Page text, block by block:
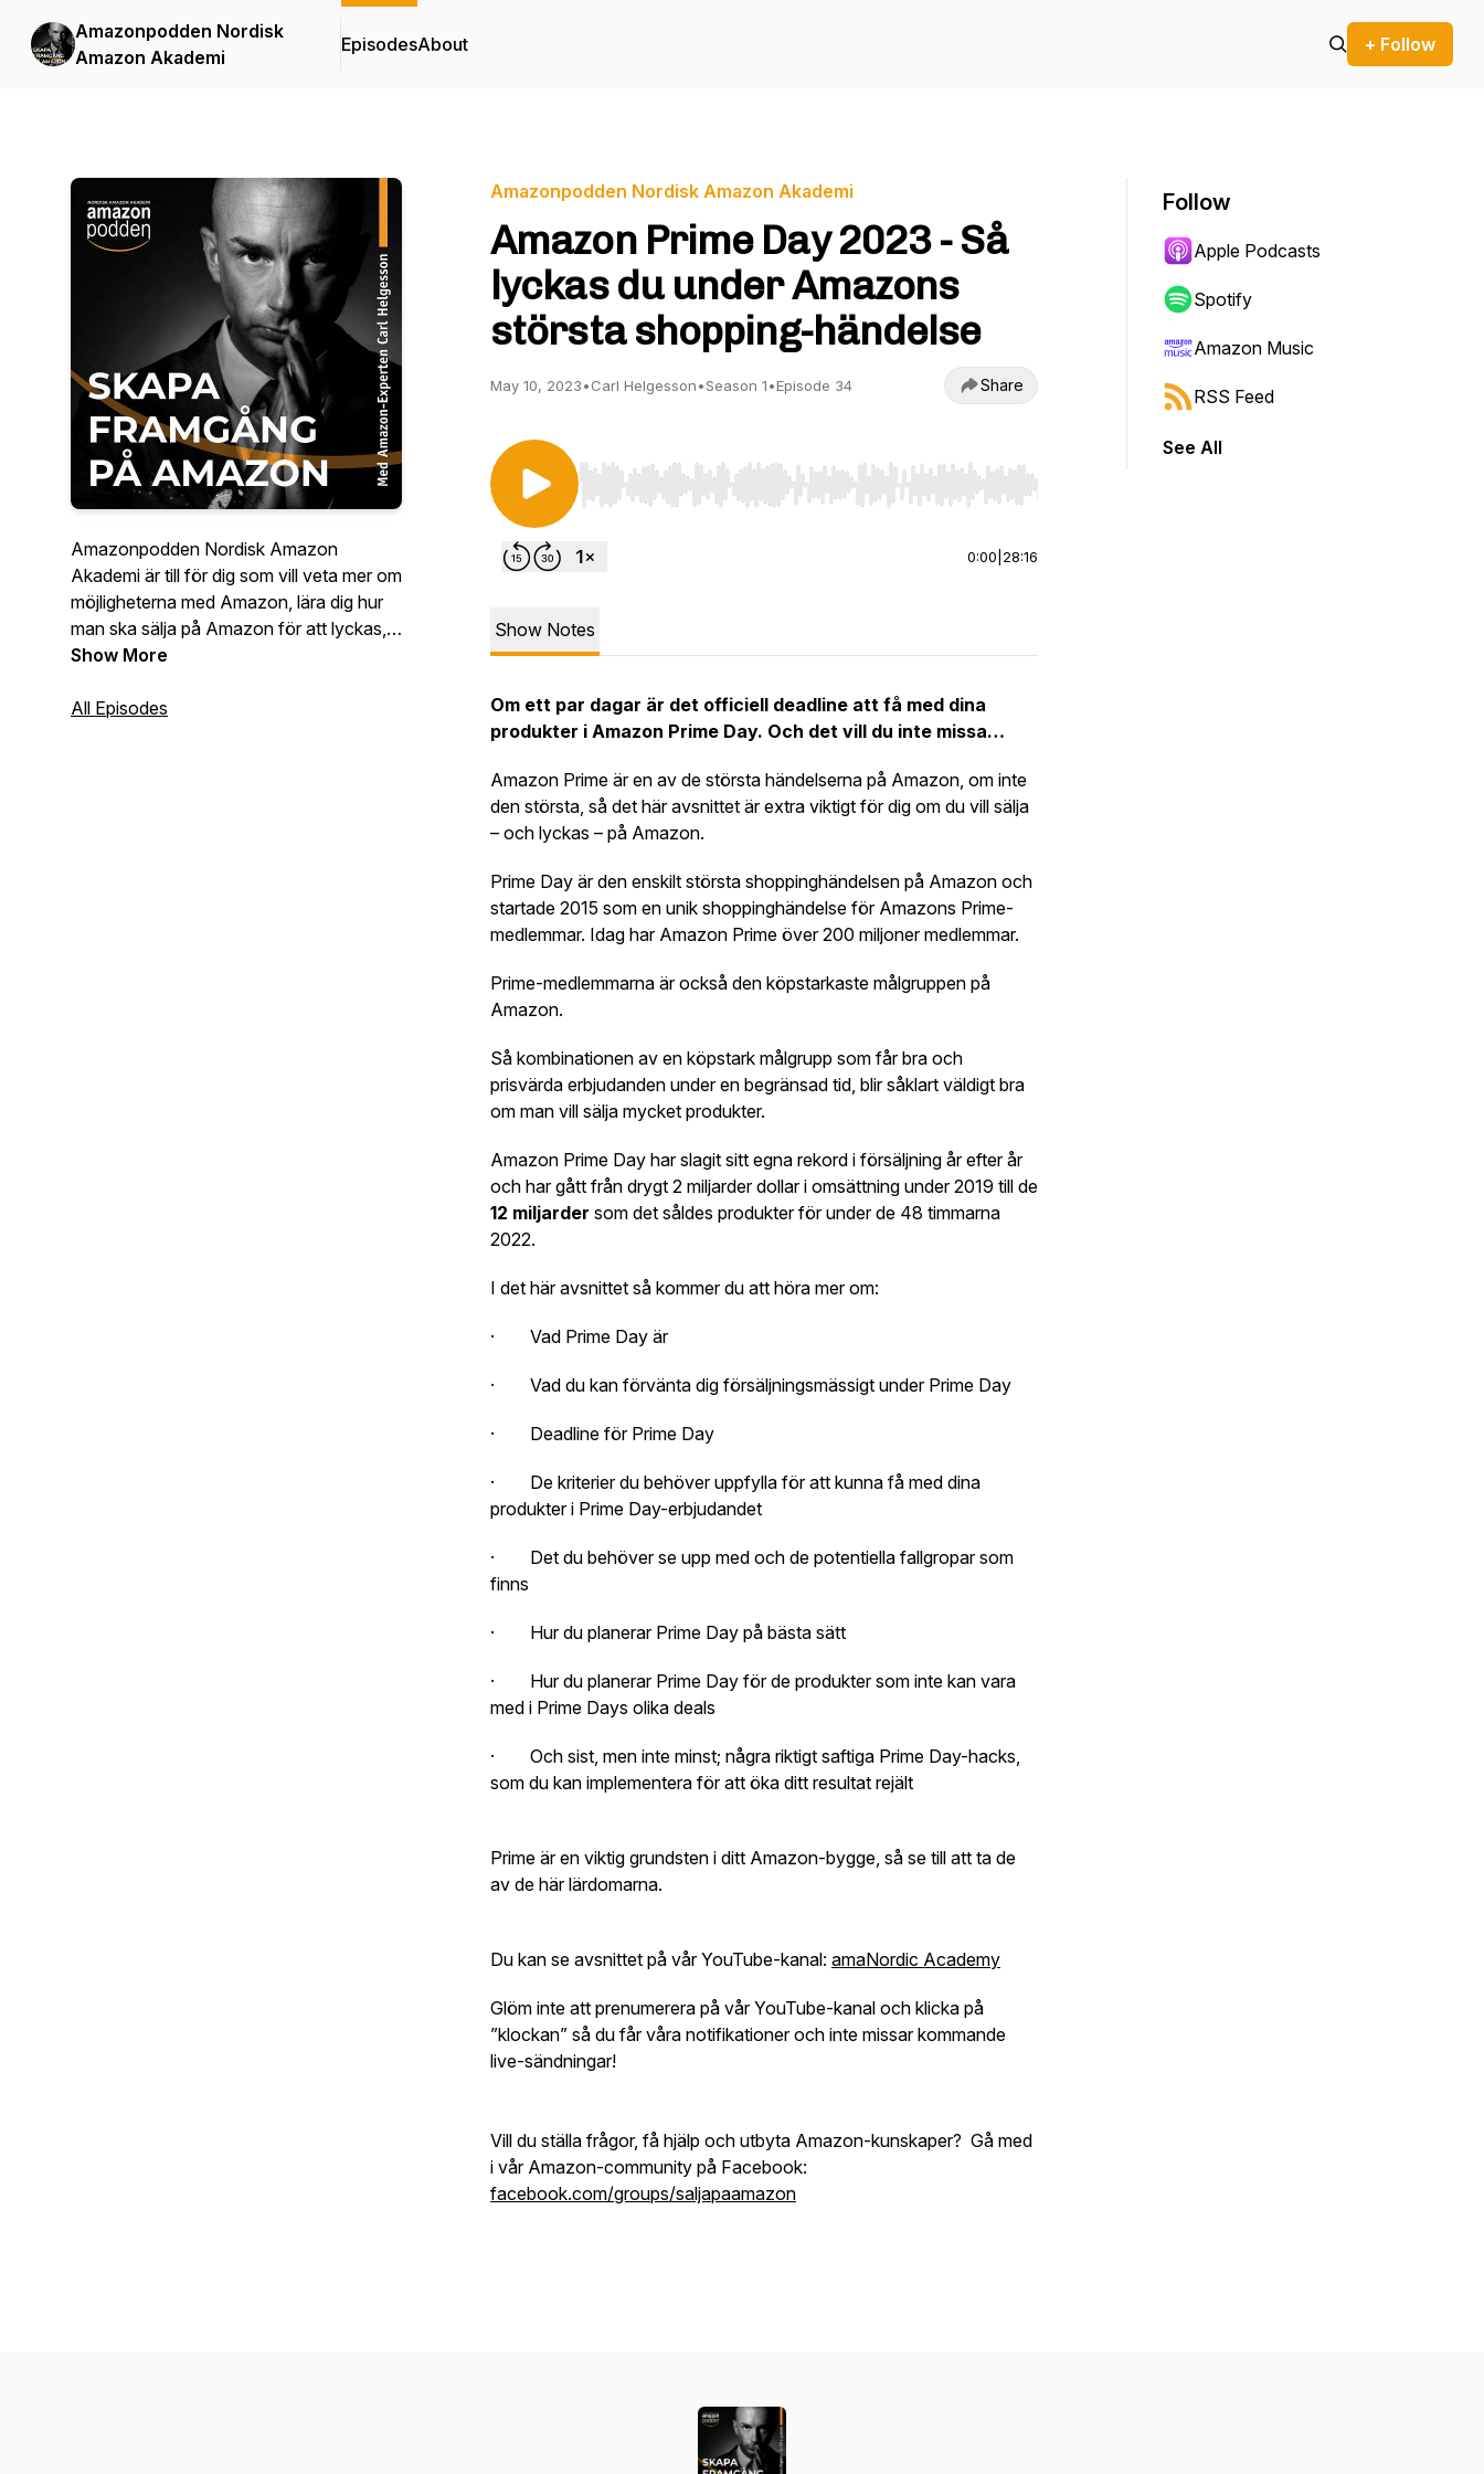
Amazonpodden Nordisk
Amazon Akademi
EpisodesAbout + Follow
Amazonpodden Nordisk Amazon
Akademi är till för dig som vill veta mer om
möjligheterna med Amazon, lära dig hur
man ska sälja på Amazon för att lyckas,
höra mer om vilka utmaningar det finns
strategier för att just du ska lyckas på
Show More
All Episodes
Amazonpodden Nordisk Amazon Akademi
Amazon Prime Day 2023 - Så
lyckas du under Amazons
största shopping-händelse
May 10, 2023•Carl Helgesson•Season 1•Episode 34 Share
Use Left/Right to seek, Home/End to jump to start or end. Hold shift to jump forward or backward.
0:00 28:16
Show Notes
Om ett par dagar är det officiell deadline att få med dina
produkter i Amazon Prime Day. Och det vill du inte missa…
Amazon Prime är en av de största händelserna på Amazon, om inte
den största, så det här avsnittet är extra viktigt för dig om du vill sälja
– och lyckas – på Amazon.
Prime Day är den enskilt största shoppinghändelsen på Amazon och
startade 2015 som en unik shoppinghändelse för Amazons Prime-
medlemmar. Idag har Amazon Prime över 200 miljoner medlemmar.
Prime-medlemmarna är också den köpstarkaste målgruppen på
Amazon.
Så kombinationen av en köpstark målgrupp som får bra och
prisvärda erbjudanden under en begränsad tid, blir såklart väldigt bra
om man vill sälja mycket produkter.
Amazon Prime Day har slagit sitt egna rekord i försäljning år efter år
och har gått från drygt 2 miljarder dollar i omsättning under 2019 till de
12 miljarder som det såldes produkter för under de 48 timmarna
2022.
I det här avsnittet så kommer du att höra mer om:
· Vad Prime Day är
· Vad du kan förvänta dig försäljningsmässigt under Prime Day
· Deadline för Prime Day
· De kriterier du behöver uppfylla för att kunna få med dina
produkter i Prime Day-erbjudandet
· Det du behöver se upp med och de potentiella fallgropar som
finns
· Hur du planerar Prime Day på bästa sätt
· Hur du planerar Prime Day för de produkter som inte kan vara
med i Prime Days olika deals
· Och sist, men inte minst; några riktigt saftiga Prime Day-hacks,
som du kan implementera för att öka ditt resultat rejält
Prime är en viktig grundsten i ditt Amazon-bygge, så se till att ta de
av de här lärdomarna.
Du kan se avsnittet på vår YouTube-kanal: amaNordic Academy
Glöm inte att prenumerera på vår YouTube-kanal och klicka på
”klockan” så du får våra notifikationer och inte missar kommande
live-sändningar!
Vill du ställa frågor, få hjälp och utbyta Amazon-kunskaper? Gå med
i vår Amazon-community på Facebook:
facebook.com/groups/saljapaamazon
Follow
Apple Podcasts
Spotify
Amazon Music
RSS Feed
See All